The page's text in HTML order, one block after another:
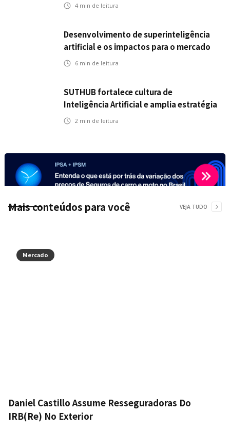
4 min de leitura
Desenvolvimento de superinteligência
artificial e os impactos para o mercado
de seguros
6 min de leitura
SUTHUB fortalece cultura de
Inteligência Artificial e amplia estratégia
para toda a organização
2 min de leitura
Mais conteúdos para você VEJA TUDO
Mercado
Daniel Castillo Assume Resseguradoras Do
IRB(Re) No Exterior